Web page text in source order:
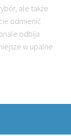
ale także
odmienić
odbija
w upalne